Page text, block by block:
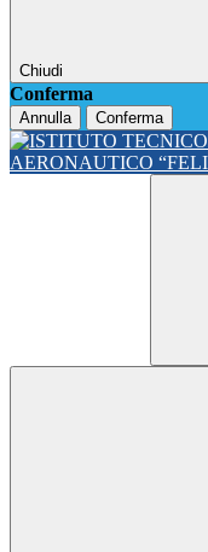
Chiudi
Conferma
Annulla Conferma